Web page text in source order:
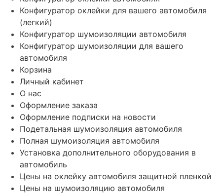
Конфигуратор оклейки для вашего автомобиля
(легкий)
Конфигуратор шумоизоляции автомобиля
Конфигуратор шумоизоляции для вашего
автомобиля
Корзина
Личный кабинет
О нас
Оформление заказа
Оформление подписки на новости
Подетальная шумоизоляция автомобиля
Полная шумоизоляция автомобиля
Установка дополнительного оборудования в
автомобиль
Цены на оклейку автомобиля защитной пленкой
Цены на шумоизоляцию автомобиля